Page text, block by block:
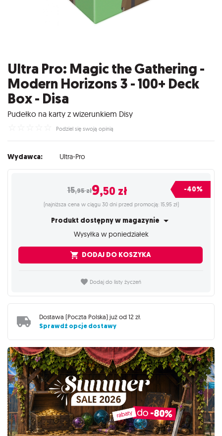
Ultra Pro: Magic the Gathering -
Modern Horizons 3 - 100+ Deck
Box - Disa
Pudełko na karty z wizerunkiem Disy
Podziel się swoją opinią
Wydawca: Ultra-Pro
15,95zł9,50 zł -40%
(najniższa cena w ciągu 30 dni przed promocją: 15,95 zł)
Produkt dostępny w magazynie
Wysyłka w poniedziałek
DODAJ DO KOSZYKA
Dodaj do listy życzeń
Dostawa (Poczta Polska) już od 12 zł.
Sprawdź opcje dostawy